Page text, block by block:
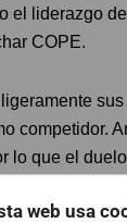
web usa
el liderazgo
COPE.
competidor.
lo que el